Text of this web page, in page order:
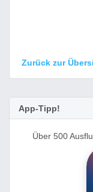
Zurück zur
App-Tipp!
Über 500